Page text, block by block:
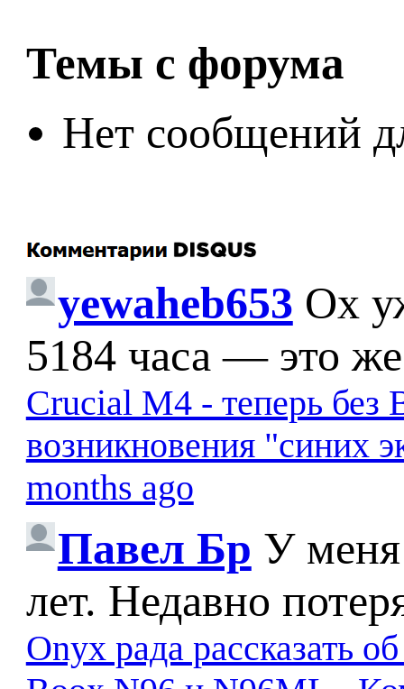
Темы с форума
Нет сообщений
yewaheb653 Ох
5184 часа — это
Crucial M4 - теперь без
возникновения "синих
months ago
Павел Бр У меня
лет. Недавно
Onyx рада рассказать